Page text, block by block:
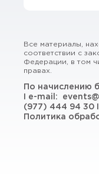
Все материалы,
соответствии с
Федерации, в том
правах.
По начислению
I e-mail:
(977) 444 94 30
Политика